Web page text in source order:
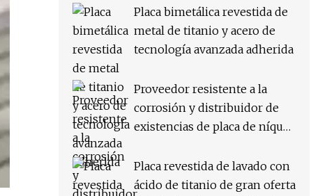
Placa bimetálica revestida de
metal de titanio y acero de
tecnología avanzada adherida
Proveedor resistente a la
corrosión y distribuidor de
existencias de placa de níquel
Placa revestida de lavado con
ácido de titanio de gran oferta